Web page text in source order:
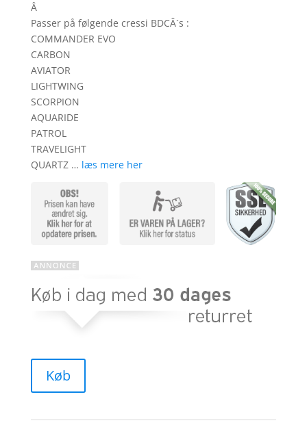
Â
Passer på følgende cressi BDCÂ´s :
COMMANDER EVO
CARBON
AVIATOR
LIGHTWING
SCORPION
AQUARIDE
PATROL
TRAVELIGHT
QUARTZ … læs mere her
Køb